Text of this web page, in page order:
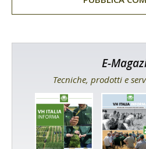
E-
Tecniche, prodotti e